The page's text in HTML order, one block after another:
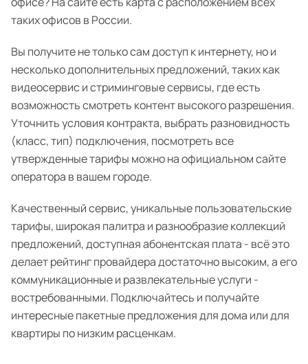
таких офисов в России.
Вы получите не только сам доступ к интернету, но и
несколько дополнительных предложений, таких как
видеосервис и стриминговые сервисы, где есть
возможность смотреть контент высокого разрешения.
Уточнить условия контракта, выбрать разновидность
(класс, тип) подключения, посмотреть все
утвержденные тарифы можно на официальном сайте
оператора в вашем городе.
Качественный сервис, уникальные пользовательские
тарифы, широкая палитра и разнообразие коллекций
предложений, доступная абонентская плата - всё это
делает рейтинг провайдера достаточно высоким, а его
коммуникационные и развлекательные услуги -
востребованными. Подключайтесь и получайте
интересные пакетные предложения для дома или для
квартиры по низким расценкам.